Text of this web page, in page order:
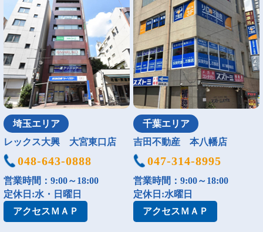
埼玉エリア
レックス大興 大宮東口店
048-643-0888
営業時間：9:00～18:00
定休日:水・日曜日
アクセスＭＡＰ
千葉エリア
吉田不動産 本八幡店
047-314-8995
営業時間：9:00～18:00
定休日:水曜日
アクセスＭＡＰ